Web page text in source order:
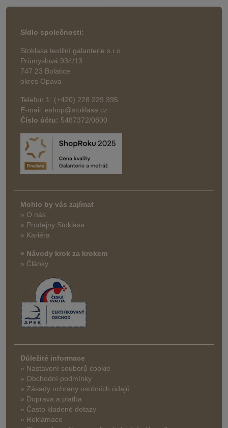
Sídlo společnosti:
Stoklasa textilní galanterie s.r.o.
Průmyslová 934/13
747 23 Bolatice
okres Opava
Telefon 1: (+420) 228 229 395
E-mail: eshop@stoklasa.cz
Číslo účtu: 5487372/0800
Mohlo by vás zajímat
» O nás
» Prodejny Stoklasa
» Kariéra
» Návody krok za krokem
» Články
Důležité informace
» Nastavení souborů cookie
» Obchodní podmínky
» Zásady ochrany osobních údajů
» Doprava a platba
» Často kladené dotazy
» Reklamace